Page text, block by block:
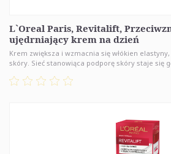
L`Oreal Paris, Revitalift,
ujędrniający krem na dzień
Krem zwiększa i wzmacnia się włókien
skóry. Sieć stanowiąca podporę skóry staje się